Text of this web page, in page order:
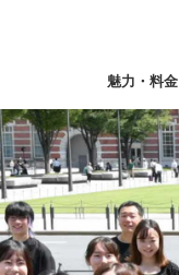
魅力・料金